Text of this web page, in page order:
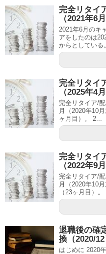
完全リタイ
（2021年6月
2021年6月のキ
アをしたのは
からとしている
完全リタイ
（2025年4
完全リタイア/
月（2020年10
ヶ月目）。 2...
完全リタイ
（2022年9
完全リタイア/
月（2020年10
（23ヶ月目）。
退職後の確
換（2020/12
はじめに 2020